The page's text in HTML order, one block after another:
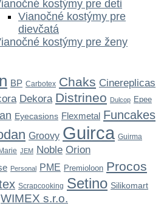
kostýmy pre deti
Vianočné kostýmy pre
dievčatá
kostýmy pre ženy
BP Carbotex Chaks Cinereplicas
Dekora Distrineo Dulcop Epee
Eyecasions Flexmetal Funcakes
Groovy Guirca Guirma
JEM Noble Orion
Personal PME Premioloon Procos
Scrapcooking Setino Silikomart
WIMEX s.r.o.